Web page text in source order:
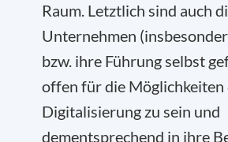
Raum. Letztlich sind auch
Unternehmen
bzw. ihre Führung selbst
offen für die Möglichkeiten
Digitalisierung zu sein und
dementsprechend in ihre